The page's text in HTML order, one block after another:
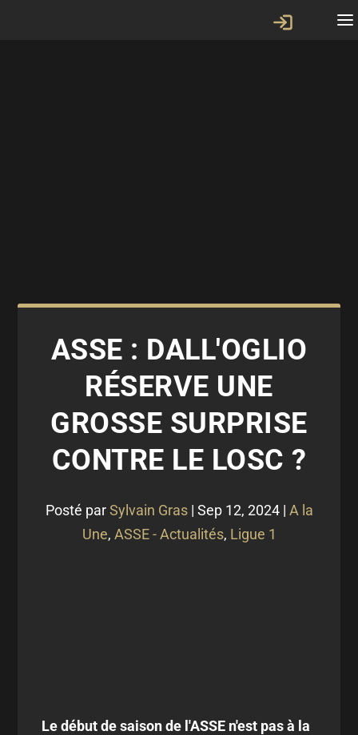
ASSE : DALL'OGLIO
RÉSERVE UNE
GROSSE SURPRISE
CONTRE LE LOSC ?
Posté parSylvain Gras| Sep 12, 2024| A la
Une, ASSE - Actualités, Ligue 1
Le début de saison de l'ASSE n'est pas à la